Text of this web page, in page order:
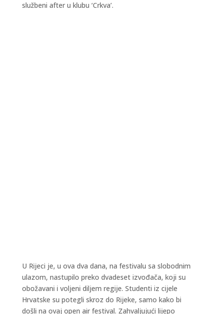
službeni after u klubu ‘Crkva’.
U Rijeci je, u ova dva dana, na festivalu sa slobodnim
ulazom, nastupilo preko dvadeset izvođača, koji su
obožavani i voljeni diljem regije. Studenti iz cijele
Hrvatske su potegli skroz do Rijeke, samo kako bi
došli na ovaj open air festival. Zahvaljujući lijepo